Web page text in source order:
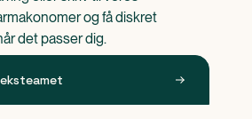
og få diskret
det passer dig.